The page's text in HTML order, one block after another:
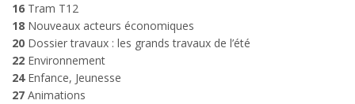
16 Tram T12
18 Nouveaux acteurs économiques
20 Dossier travaux : les grands travaux de l’été
22 Environnement
24Enfance, Jeunesse
27 Animations